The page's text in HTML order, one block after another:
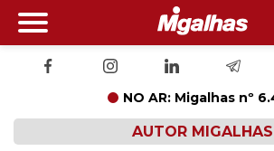
NO AR: Migalhas nº
AUTOR MIGALHAS